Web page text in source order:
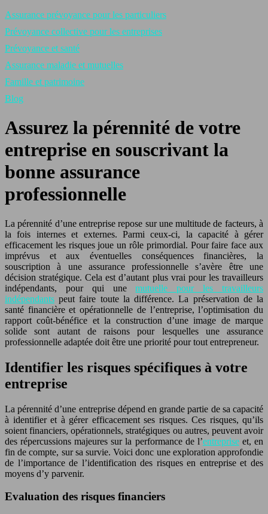
Assurance prévoyance pour les particuliers
Prévoyance collective pour les entreprises
Prévoyance et santé
Assurance maladie et mutuelles
Famille et patrimoine
Blog
Assurez la pérennité de votre
entreprise en souscrivant la
bonne assurance
professionnelle
La pérennité d’une entreprise repose sur une multitude de facteurs, à
la fois internes et externes. Parmi ceux-ci, la capacité à gérer
efficacement les risques joue un rôle primordial. Pour faire face aux
imprévus et aux éventuelles conséquences financières, la
souscription à une assurance professionnelle s’avère être une
décision stratégique. Cela est d’autant plus vrai pour les travailleurs
indépendants, pour qui unemutuelle pour les travailleurs
indépendants peut faire toute la différence. La préservation de la
santé financière et opérationnelle de l’entreprise, l’optimisation du
rapport coût-bénéfice et la construction d’une image de marque
solide sont autant de raisons pour lesquelles une assurance
professionnelle adaptée doit être une priorité pour tout entrepreneur.
Identifier les risques spécifiques à votre
entreprise
La pérennité d’une entreprise dépend en grande partie de sa capacité
à identifier et à gérer efficacement ses risques. Ces risques, qu’ils
soient financiers, opérationnels, stratégiques ou autres, peuvent avoir
des répercussions majeures sur la performance de l’entrepriseet, en
fin de compte, sur sa survie. Voici donc une exploration approfondie
de l’importance de l’identification des risques en entreprise et des
moyens d’y parvenir.
Evaluation des risques financiers